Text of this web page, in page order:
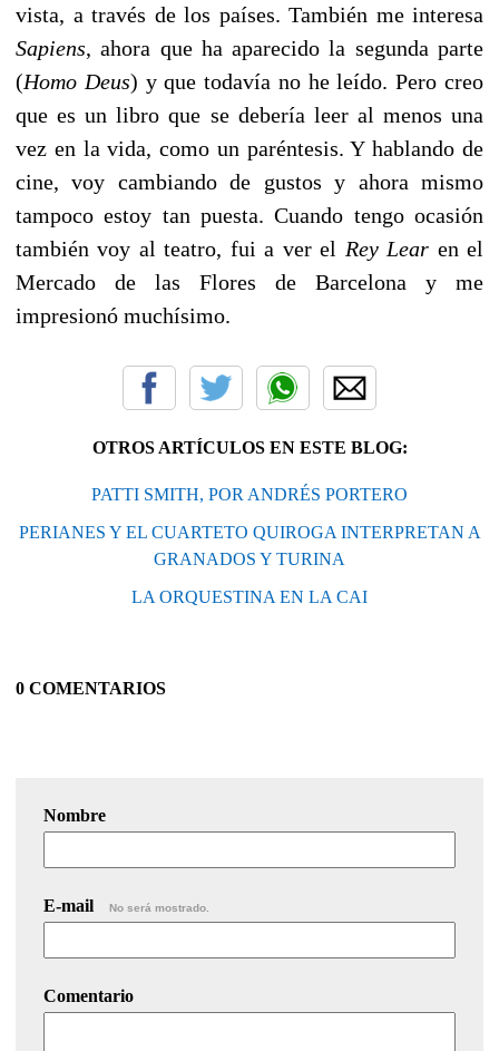
vista, a través de los países. También me interesa
Sapiens, ahora que ha aparecido la segunda parte
(Homo Deus) y que todavía no he leído. Pero creo
que es un libro que se debería leer al menos una
vez en la vida, como un paréntesis. Y hablando de
cine, voy cambiando de gustos y ahora mismo
tampoco estoy tan puesta. Cuando tengo ocasión
también voy al teatro, fui a ver el Rey Lear en el
Mercado de las Flores de Barcelona y me
impresionó muchísimo.
OTROS ARTÍCULOS EN ESTE BLOG:
PATTI SMITH, POR ANDRÉS PORTERO
PERIANES Y EL CUARTETO QUIROGA INTERPRETAN A
GRANADOS Y TURINA
LA ORQUESTINA EN LA CAI
0 COMENTARIOS
Nombre
E-mail No será mostrado.
Comentario